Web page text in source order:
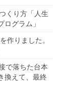
くり方「人生
グラム」
作りました。
で落ちた台本
換えて、最終